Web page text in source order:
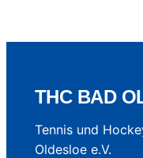
THC BAD
Tennis und
Oldesloe e.V.